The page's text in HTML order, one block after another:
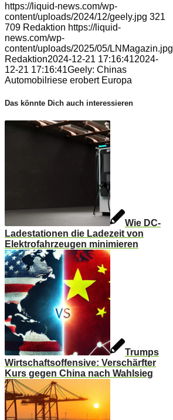
https://liquid-news.com/wp-
content/uploads/2024/12/geely.jpg 321
709 Redaktion https://liquid-
news.com/wp-
content/uploads/2025/05/LNMagazin.jpg
Redaktion2024-12-21 17:16:412024-
12-21 17:16:41Geely: Chinas
Automobilriese erobert Europa
Das könnte Dich auch interessieren
Wie DC-
Ladestationen die Ladezeit von
Elektrofahrzeugen minimieren
Trumps
Wirtschaftsoffensive: Verschärfter
Kurs gegen China nach Wahlsieg